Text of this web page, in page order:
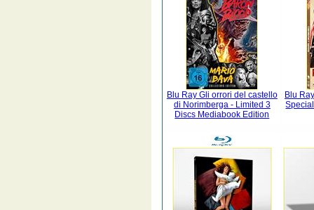
Blu Ray Gli orrori del castello
di Norimberga - Limited 3
Discs Mediabook Edition
Blu